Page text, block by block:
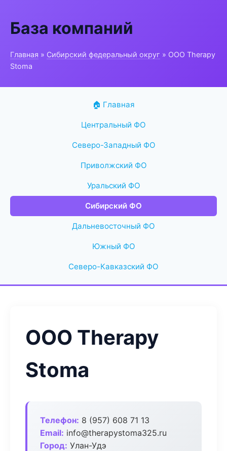
База компаний
Главная » Сибирский федеральный округ » ООО Therapy
Stoma
🏠 Главная
Центральный ФО
Северо-Западный ФО
Приволжский ФО
Уральский ФО
Сибирский ФО
Дальневосточный ФО
Южный ФО
Северо-Кавказский ФО
ООО Therapy
Stoma
Телефон: 8 (957) 608 71 13
Email: info@therapystoma325.ru
Город: Улан-Удэ